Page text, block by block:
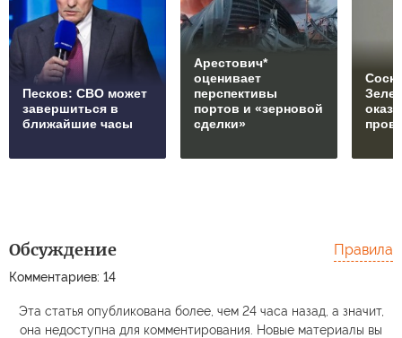
Песков: СВО может
завершиться в
ближайшие часы
Арестович*
оценивает
перспективы
портов и «зерновой
сделки»
Обсуждение
Комментариев: 14
Правила
Эта статья опубликована более, чем 24 часа назад, а значит,
она недоступна для комментирования. Новые материалы вы